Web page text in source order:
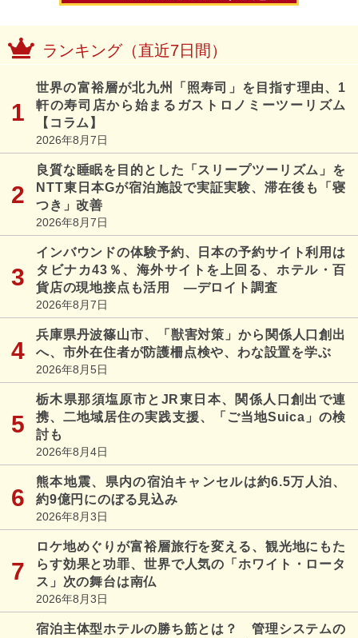
ランキング（直近7日間）
世界の富裕層が北九州「照寿司」を目指す理由、1
軒の寿司店から始まるガストロノミーツーリズム
【コラム】
2026年8月7日
良質な睡眠を目的とした「スリープツーリズム」を
NTT東日本Gが宿泊施設で実証実験、滞在後も「寝
つき」改善
2026年8月7日
インバウンドの体験予約、日本の予約サイト利用は
タビナカ43％、海外サイトを上回る、ホテル・百
貨店の現地接点も活用 ―デロイト調査
2026年8月7日
兵庫県丹波篠山市、「獣害対策」から関係人口創出
へ、市外在住者が防護柵点検や、わな設置を学ぶ
2026年8月5日
栃木県那須塩原市とJR東日本、関係人口創出で連
携、二地域居住の実践支援、「ご当地Suica」の検
討も
2026年8月4日
熊本地震、県内の宿泊キャンセルは約6.5万人泊、
約9億円にのぼる見込み
2026年8月3日
ロケ地めぐりが富裕層旅行を変える、観光地にもた
らす効果と功罪、世界で人気の「ホワイト・ロータ
ス」次の舞台は南仏
2026年8月3日
宿泊主体型ホテルの勝ち筋とは？ 管理システムの